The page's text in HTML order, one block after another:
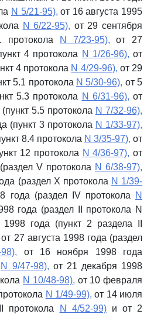
N 5/21-95), от 16 августа 1995
N 6/22-95), от 29 сентября
протокола
N 7/23-95), от 27
4 протокола N 1/26-96), от
4 протокола N 4/29-96), от 29
5.1 протокола N 5/30-96), от 5
5.3 протокола N 6/31-96), от
5.5 протокола N 7/32-96),
(пункт 3 протокола N 1/33-97),
8.4 протокола N 3/35-97), от
12 протокола N 4/36-97), от
V протокола N 6/38-97),
(раздел Х протокола N 1/39-
года (раздел IV протокола
N
года (раздел II протокола N
года (пункт 2 раздела II
от 27 августа 1998 года (раздел
от 16 ноября 1998 года
N 9/47-98), от 21 декабря 1998
N 10/48-98), от 10 февраля
N 1/49-99), от 14 июля
протокола
N 4/52-99)и от 2